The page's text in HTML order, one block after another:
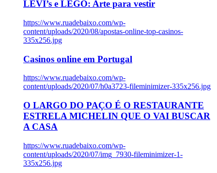
LEVI’s e LEGO: Arte para vestir
https://www.ruadebaixo.com/wp-
content/uploads/2020/08/apostas-online-top-casinos-
335x256.jpg
Casinos online em Portugal
https://www.ruadebaixo.com/wp-
content/uploads/2020/07/h0a3723-fileminimizer-335x256.jpg
O LARGO DO PAÇO É O RESTAURANTE
ESTRELA MICHELIN QUE O VAI BUSCAR
A CASA
https://www.ruadebaixo.com/wp-
content/uploads/2020/07/img_7930-fileminimizer-1-
335x256.jpg